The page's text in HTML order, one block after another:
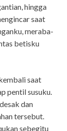
hingga
saat
meraba-
betisku
saat
pentil susuku.
dan
tersebut.
sebegitu